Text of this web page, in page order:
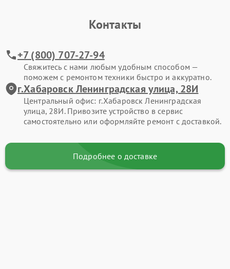
Контакты
+7 (800) 707-27-94
Свяжитесь с нами любым удобным способом —
поможем с ремонтом техники быстро и аккуратно.
г.Хабаровск Ленинградская улица, 28И
Центральный офис: г.Хабаровск Ленинградская
улица, 28И. Привозите устройство в сервис
самостоятельно или оформляйте ремонт с доставкой.
Подробнее о доставке